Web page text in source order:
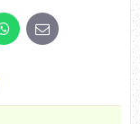
WhatsApp
E-
mail